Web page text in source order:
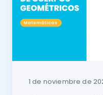
1 de noviembre de